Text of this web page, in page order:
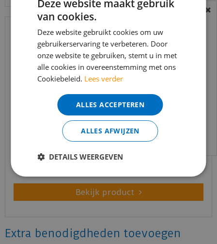
Bezorgkosten4 België
114,95
Bekijk product
Extra benodigdheden toevoegen
BEREIKBAARHEID
In verband met de vakantie periode zijn wij
t/m 14 augustus telefonisch helaas niet
bereikbaar.
Bestelling worden uiteraard verwerkt
echter iets minder snel dan wat je van ons
gewend bent.
Voor vragen kan je ons bereiken via
info@merkvloerenwinkel.nl
Deze website maakt gebruik
van cookies.
Deze website gebruikt cookies om uw
gebruikerservaring te verbeteren. Door
onze website te gebruiken, stemt u in met
alle cookies in overeenstemming met ons
Cookiebeleid. Lees verder
ALLES ACCEPTEREN
ALLES AFWIJZEN
DETAILS WEERGEVEN